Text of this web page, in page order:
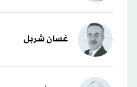
غسان شربل